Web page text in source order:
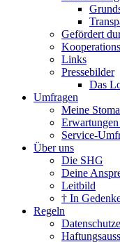
Gefördert
Links
Pressebilder
Das
Umfragen
Meine
Service-
Über uns
Die SHG
Deine
Leitbild
† In
Regeln